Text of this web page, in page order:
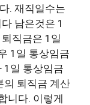
. 재직일수는
남은것은 1
직금은 1일
1일 통상임금
1일 통상임금
의 퇴직금 계산
니다. 이렇게